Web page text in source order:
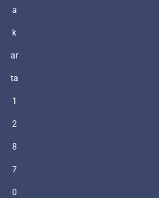
a
k
ar
ta
1
2
8
7
0